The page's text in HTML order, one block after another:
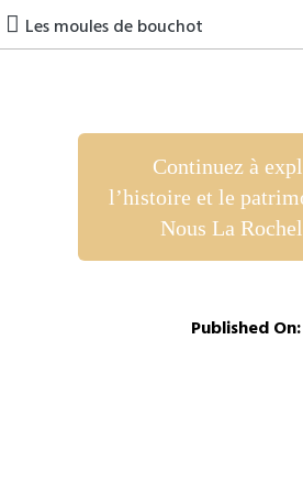
Les moules de bouchot
Continuez à
l’histoire et le
Nous La
Published On: